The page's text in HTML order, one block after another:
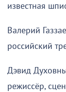
известная
Валерий
российский
Дэвид
режиссёр,